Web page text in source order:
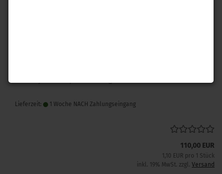
Lieferzeit: 1 Woche NACH Zahlungseingang
110,00 EUR
1,10 EUR pro 1 Stück
inkl. 19% MwSt. zzgl. Versand